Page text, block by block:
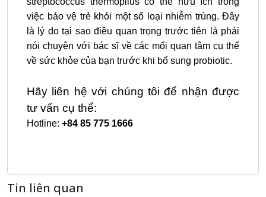
việc bảo vệ trẻ khỏi một số loại nhiễm trùng. Đây
là lý do tại sao điều quan trọng trước tiên là phải
nói chuyện với bác sĩ về các mối quan tâm cụ thể
về sức khỏe của bạn trước khi bổ sung probiotic.
Hãy liên hệ với chúng tôi để nhận được
tư vấn cụ thể:
Hotline: +84 85 775 1666
Tin liên quan